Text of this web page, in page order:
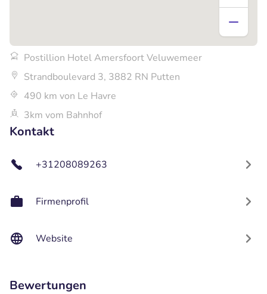
Postillion Hotel Amersfoort Veluwemeer
Strandboulevard 3, 3882 RN Putten
490 km von Le Havre
3km vom Bahnhof
Kontakt
+31208089263
Firmenprofil
Website
Bewertungen